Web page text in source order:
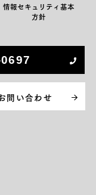
情報セキュリティ基本
方針
問い合わせ